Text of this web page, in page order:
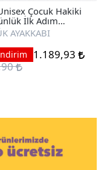
Çocuk Hakiki
İlk Adım
AYAKKABI
1.189,93